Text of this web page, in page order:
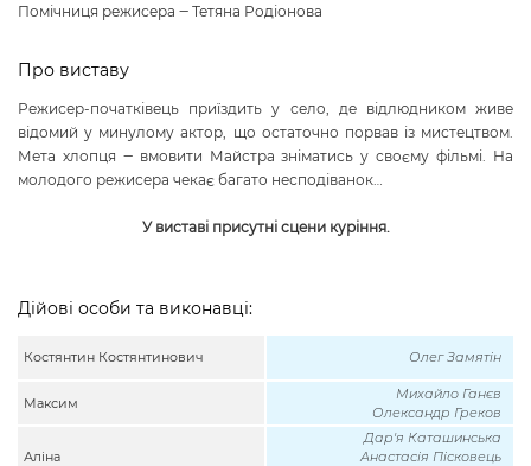
Помічниця режисера ‒ Тетяна Родіонова
Про виставу
Режисер-початківець приїздить у село, де відлюдником живе
відомий у минулому актор, що остаточно порвав із мистецтвом.
Мета хлопця ‒ вмовити Майстра зніматись у своєму фільмі. На
молодого режисера чекає багато несподіванок…
У виставі присутні сцени куріння.
Дійові особи та виконавці:
Костянтин Костянтинович Олег Замятін
Максим
Михайло Ганєв
Олександр Греков
Аліна
Дар'я Каташинська
Анастасія Пісковець